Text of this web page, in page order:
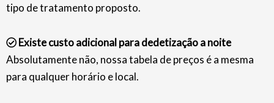
tipo de tratamento proposto.
Existe custo adicional para dedetização a noite
Absolutamente não, nossa tabela de preços é a mesma
para qualquer horário e local.